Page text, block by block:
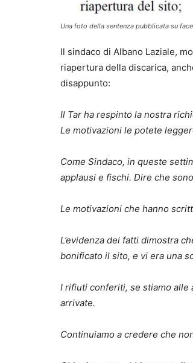
Una foto della sentenza pubblicata su
Il sindaco di Albano Laziale,
riapertura della discarica,
disappunto:
Il Tar ha respinto la nostra
Le motivazioni le potete
Come Sindaco, in queste
applausi e fischi. Dire che
Le motivazioni che hanno
L’evidenza dei fatti dimostra
bonificato il sito, e vi era una
I rifiuti conferiti, se stiamo alle
arrivate.
Continuiamo a credere che